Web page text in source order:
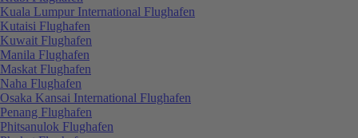
Kuala Lumpur International Flughafen
Kutaisi Flughafen
Kuwait Flughafen
Manila Flughafen
Maskat Flughafen
Naha Flughafen
Osaka Kansai International Flughafen
Penang Flughafen
Phitsanulok Flughafen